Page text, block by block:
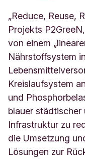
„Reduce, Reuse,
Projekts
von einem
Nährstoffsystem
Kreislaufsystem
und
blauer städtischer
Infrastruktur zu
die Umsetzung
Lösungen zur